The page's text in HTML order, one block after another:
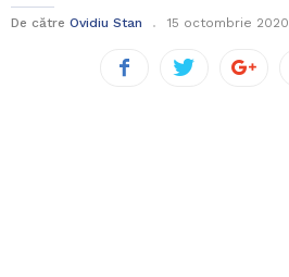
De către Ovidiu Stan 15 octombrie 2020